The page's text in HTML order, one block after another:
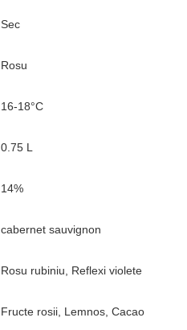
Sec
Rosu
16-18°C
0.75 L
14%
cabernet sauvignon
Rosu rubiniu, Reflexi violete
Fructe rosii, Lemnos, Cacao